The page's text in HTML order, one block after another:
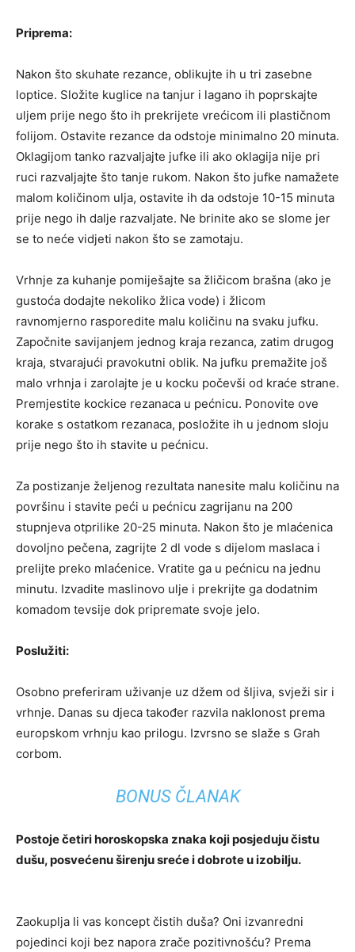
Priprema:
Nakon što skuhate rezance, oblikujte ih u tri zasebne
loptice. Složite kuglice na tanjur i lagano ih poprskajte
uljem prije nego što ih prekrijete vrećicom ili plastičnom
folijom. Ostavite rezance da odstoje minimalno 20 minuta.
Oklagijom tanko razvaljajte jufke ili ako oklagija nije pri
ruci razvaljajte što tanje rukom. Nakon što jufke namažete
malom količinom ulja, ostavite ih da odstoje 10-15 minuta
prije nego ih dalje razvaljate. Ne brinite ako se slome jer
se to neće vidjeti nakon što se zamotaju.
Vrhnje za kuhanje pomiješajte sa žličicom brašna (ako je
gustoća dodajte nekoliko žlica vode) i žlicom
ravnomjerno rasporedite malu količinu na svaku jufku.
Započnite savijanjem jednog kraja rezanca, zatim drugog
kraja, stvarajući pravokutni oblik. Na jufku premažite još
malo vrhnja i zarolajte je u kocku počevši od kraće strane.
Premjestite kockice rezanaca u pećnicu. Ponovite ove
korake s ostatkom rezanaca, posložite ih u jednom sloju
prije nego što ih stavite u pećnicu.
Za postizanje željenog rezultata nanesite malu količinu na
površinu i stavite peći u pećnicu zagrijanu na 200
stupnjeva otprilike 20-25 minuta. Nakon što je mlaćenica
dovoljno pečena, zagrijte 2 dl vode s dijelom maslaca i
prelijte preko mlaćenice. Vratite ga u pećnicu na jednu
minutu. Izvadite maslinovo ulje i prekrijte ga dodatnim
komadom tevsije dok pripremate svoje jelo.
Poslužiti:
Osobno preferiram uživanje uz džem od šljiva, svježi sir i
vrhnje. Danas su djeca također razvila naklonost prema
europskom vrhnju kao prilogu. Izvrsno se slaže s Grah
corbom.
BONUS ČLANAK
Postoje četiri horoskopska znaka koji posjeduju čistu
dušu, posvećenu širenju sreće i dobrote u izobilju.
Zaokuplja li vas koncept čistih duša? Oni izvanredni
pojedinci koji bez napora zrače pozitivnošću? Prema